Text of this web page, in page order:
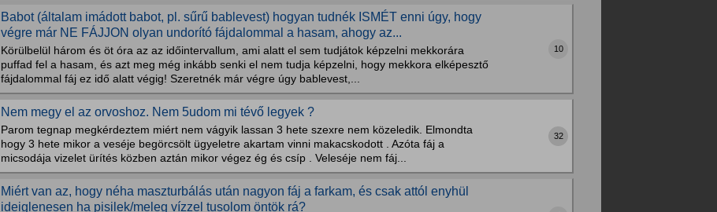
Babot (általam imádott babot, pl. sűrű bablevest) hogyan tudnék ISMÉT enni úgy, hogy
végre már NE FÁJJON olyan undorító fájdalommal a hasam, ahogy az...
Körülbelül három és öt óra az az időintervallum, ami alatt el sem tudjátok képzelni mekkorára
puffad fel a hasam, és azt meg még inkább senki el nem tudja képzelni, hogy mekkora elképesztő
fájdalommal fáj ez idő alatt végig! Szeretnék már végre úgy bablevest,...
10
Nem megy el az orvoshoz. Nem 5udom mi tévő legyek ?
Parom tegnap megkérdeztem miért nem vágyik lassan 3 hete szexre nem közeledik. Elmondta
hogy 3 hete mikor a veséje begörcsölt ügyeletre akartam vinni makacskodott . Azóta fáj a
micsodája vizelet ürítés közben aztán mikor végez ég és csíp . Veleséje nem fáj...
32
Miért van az, hogy néha maszturbálás után nagyon fáj a farkam, és csak attól enyhül
ideiglenesen ha pisilek/meleg vízzel tusolom öntök rá?